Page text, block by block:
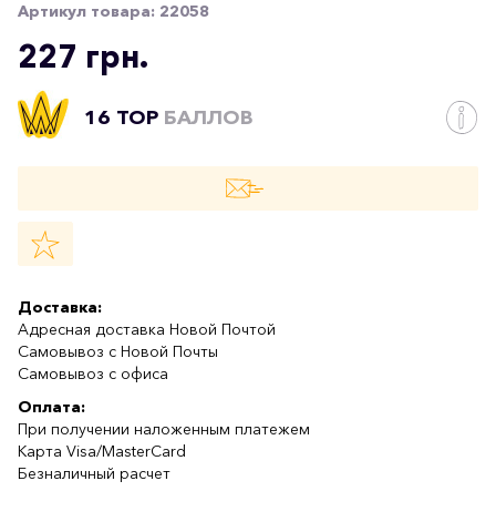
Артикул товара: 22058
227 грн.
16 TOP БАЛЛОВ
Доставка:
Адресная доставка Новой Почтой
Самовывоз с Новой Почты
Самовывоз с офиса
Оплата:
При получении наложенным платежем
Карта Visa/MasterCard
Безналичный расчет